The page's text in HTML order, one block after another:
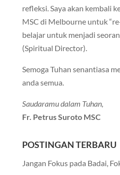
refleksi. Saya akan kembali
MSC di Melbourne untuk
belajar untuk menjadi
(Spiritual Director).
Semoga Tuhan senantiasa
anda semua.
Saudaramu dalam Tuhan,
Fr. Petrus Suroto MSC
POSTINGAN TERBARU
Jangan Fokus pada Badai,